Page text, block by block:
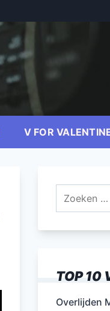
V FOR
TOP 10
Overlijden